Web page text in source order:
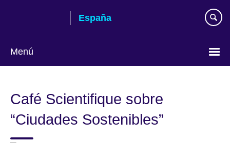
España
Menú
Café Scientifique sobre
“Ciudades Sostenibles”